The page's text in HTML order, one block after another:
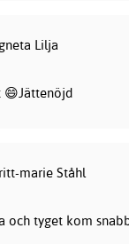
Lilja
😄Jättenöjd
marie Ståhl
och tyget kom